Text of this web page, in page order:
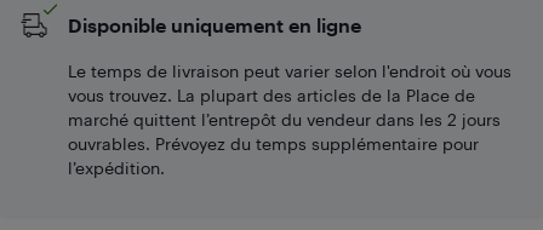
Disponible uniquement en ligne
Le temps de livraison peut varier selon l'endroit où vous
vous trouvez. La plupart des articles de la Place de
marché quittent l’entrepôt du vendeur dans les 2 jours
ouvrables. Prévoyez du temps supplémentaire pour
l’expédition.